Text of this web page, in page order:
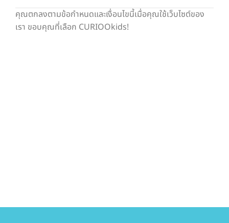
คุณตกลงตามข้อกำหนดและเงื่อนไขนี้เมื่อคุณใช้เว็บไซต์ของ
เรา ขอบคุณที่เลือก CURIOOkids!